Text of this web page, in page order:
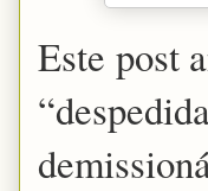
Este post